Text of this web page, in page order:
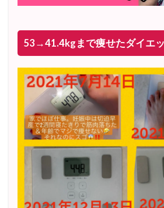
53→41.4kgまで痩せたダイエッ